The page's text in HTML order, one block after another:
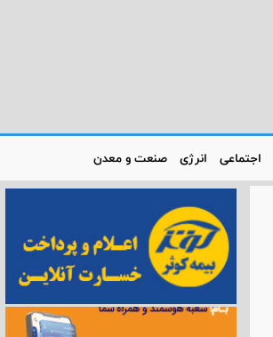
اجتماعی انرژی صنعت و معدن